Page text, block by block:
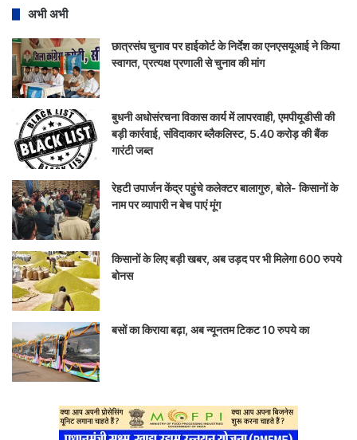
अभी अभी
छात्रसंघ चुनाव पर हाईकोर्ट के निर्देश का एनएसयूआई ने किया
स्वागत, प्रत्यक्ष प्रणाली से चुनाव की मांग
बुधनी अधोसंरचना विकास कार्य में लापरवाही, एमपीयूडीसी की
बड़ी कार्रवाई, संविदाकार ब्लैकलिस्ट, 5.40 करोड़ की बैंक
गारंटी जब्त
रेहटी उपार्जन केंद्र पहुंचे कलेक्टर बालागुरु, बोले- किसानों के
नाम पर व्यापारी न बेच पाएं मूंग
किसानों के लिए बड़ी खबर, अब उड़द पर भी मिलेगा 600 रुपये
बोनस
बसों का किराया बढ़ा, अब न्यूनतम टिकट 10 रुपये का